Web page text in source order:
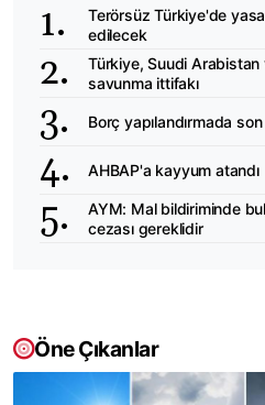
Terörsüz Türkiye'de
edilecek
Türkiye, Suudi
savunma ittifakı
Borç yapılandırmada
AHBAP'a kayyum atandı
AYM: Mal bildiriminde
cezası gereklidir
Öne Çıkanlar